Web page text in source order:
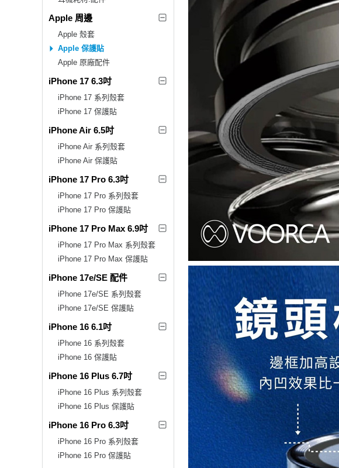
Apple 周邊
Apple 殼套
Apple 保護貼
Apple 原廠配件
iPhone 17 6.3吋
iPhone 17 系列殼套
iPhone 17 保護貼
iPhone Air 6.5吋
iPhone Air 系列殼套
iPhone Air 保護貼
iPhone 17 Pro 6.3吋
iPhone 17 Pro 系列殼套
iPhone 17 Pro 保護貼
iPhone 17 Pro Max 6.9吋
iPhone 17 Pro Max 系列殼套
iPhone 17 Pro Max 保護貼
iPhone 17e/SE 配件
iPhone 17e/SE 系列殼套
iPhone 17e/SE 保護貼
iPhone 16 6.1吋
iPhone 16 系列殼套
iPhone 16 保護貼
iPhone 16 Plus 6.7吋
iPhone 16 Plus 系列殼套
iPhone 16 Plus 保護貼
iPhone 16 Pro 6.3吋
iPhone 16 Pro 系列殼套
iPhone 16 Pro 保護貼